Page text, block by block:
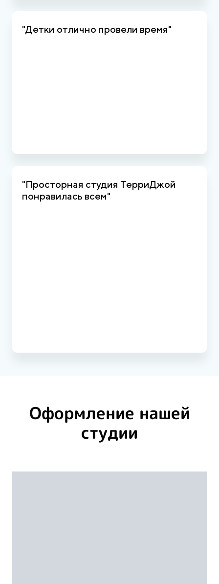
"Детки отлично провели время"
"Просторная студия ТерриДжой
понравилась всем"
Оформление нашей
студии